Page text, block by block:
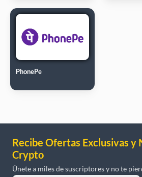
PhonePe
Recibe Ofertas Exclusivas y
Crypto
Únete a miles de suscriptores y no te